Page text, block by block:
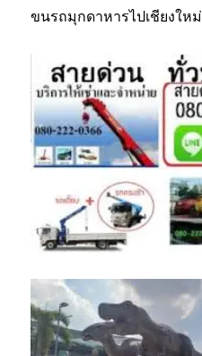
ขนรถมุกดาหารไปเชียงใหม่